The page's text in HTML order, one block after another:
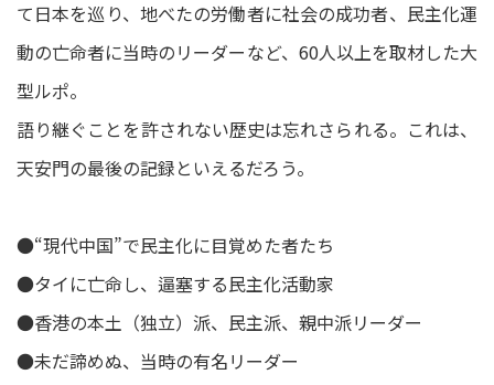
て日本を巡り、地べたの労働者に社会の成功者、民主化運
動の亡命者に当時のリーダーなど、60人以上を取材した大
型ルポ。
語り継ぐことを許されない歴史は忘れさられる。これは、
天安門の最後の記録といえるだろう。
●“現代中国”で民主化に目覚めた者たち
●タイに亡命し、逼塞する民主化活動家
●香港の本土（独立）派、民主派、親中派リーダー
●未だ諦めぬ、当時の有名リーダー